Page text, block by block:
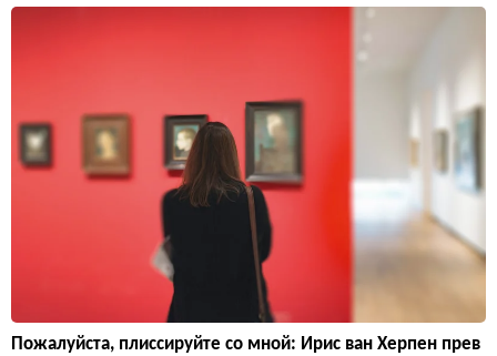
Пожалуйста, плиссируйте со мной: Ирис ван Херпен прев